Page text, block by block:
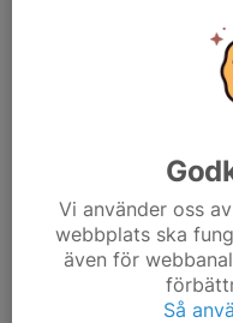
Här är en samlad pdf med
Tränarna genom My
Vi använder oss
webbplats ska
även för
Så